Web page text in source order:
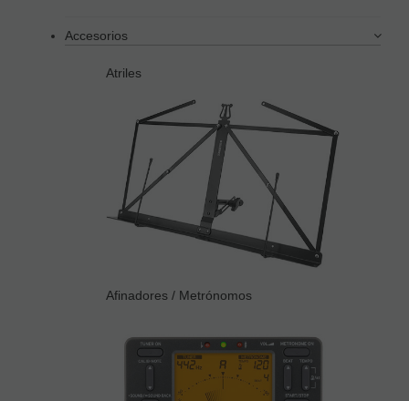
Accesorios
Atriles
Afinadores / Metrónomos